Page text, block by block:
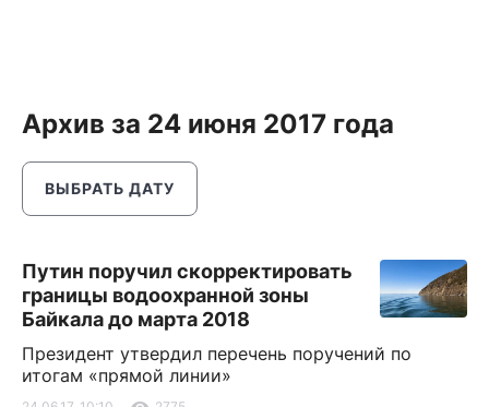
Архив за 24 июня 2017 года
ВЫБРАТЬ ДАТУ
Путин поручил скорректировать
границы водоохранной зоны
Байкала до марта 2018
Президент утвердил перечень поручений по
итогам «прямой линии»